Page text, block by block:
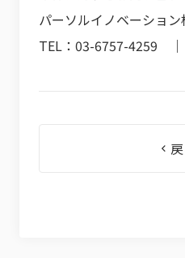
パーソルイノベーショ
TEL：03-6757-4259